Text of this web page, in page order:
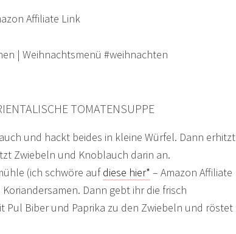
Affiliate Link
TOMATENSUPPE
und hackt beides in kleine Würfel. Dann erhitzt
Zwiebeln und Knoblauch darin an.
(ich schwöre aufdiese hier* – Amazon Affiliate
Dann gebt ihr die frisch
Pul Biber und Paprika zu den Zwiebeln und röstet